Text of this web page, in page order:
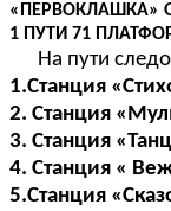
«ПЕРВОКЛАШКА»
1 ПУТИ 71
На пути
1.Станция
2. Станция
3. Станция
4. Станция «
5.Станция